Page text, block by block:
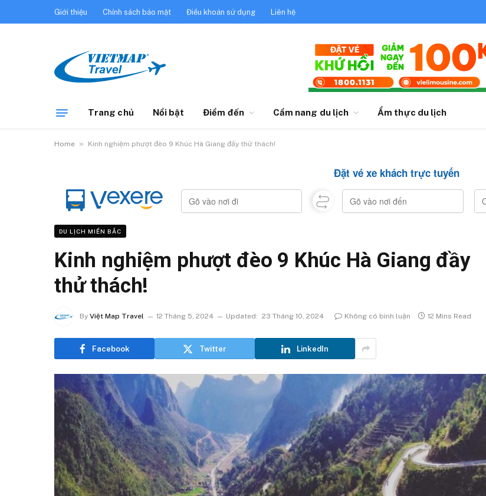
Giới thiệu Chính sách bảo mật Điều khoản sử dụng Liên hệ
Trang chủ Nổi bật Điểm đến Cẩm nang du lịch Ẩm thực du lịch
Home » Kinh nghiệm phượt đèo 9 Khúc Hà Giang đầy thử thách!
Đặt vé xe khách trực tuyến
DU LỊCH MIỀN BẮC
Kinh nghiệm phượt đèo 9 Khúc Hà Giang đầy
thử thách!
By Việt Map Travel 12 Tháng 5, 2024 Updated: 23 Tháng 10, 2024 Không có bình luận 12 Mins Read
Facebook Twitter LinkedIn